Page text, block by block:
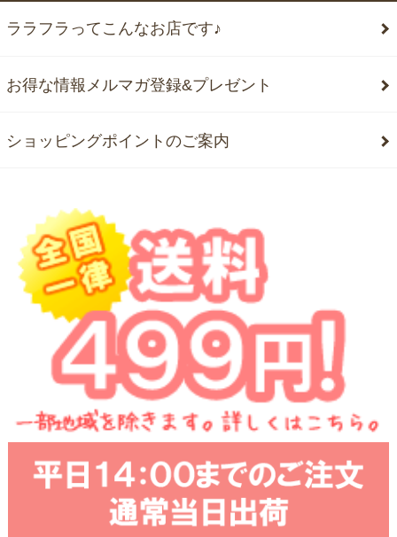
ララフラってこんなお店です♪
お得な情報メルマガ登録&プレゼント
ショッピングポイントのご案内